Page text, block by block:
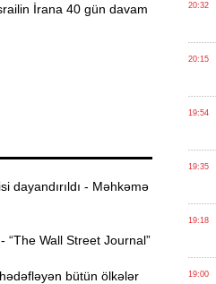
İrana 40 gün davam
dayandırıldı - Məhkəmə
Wall Street Journal”
bütün ölkələr
20:32
20:15
19:54
19:35
19:18
19:00